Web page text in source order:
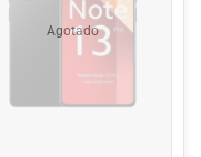
Agotado